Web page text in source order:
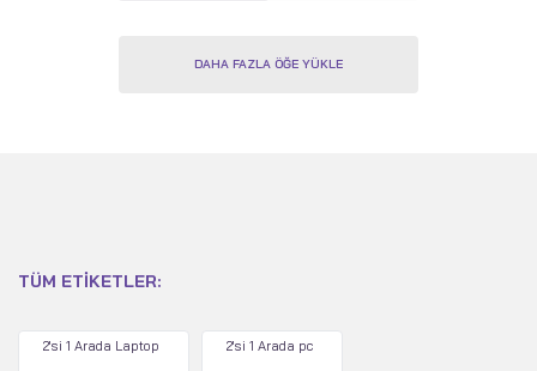
DAHA FAZLA ÖĞE YÜKLE
TÜM ETIKETLER:
2'si 1 Arada Laptop 2'si 1 Arada pc